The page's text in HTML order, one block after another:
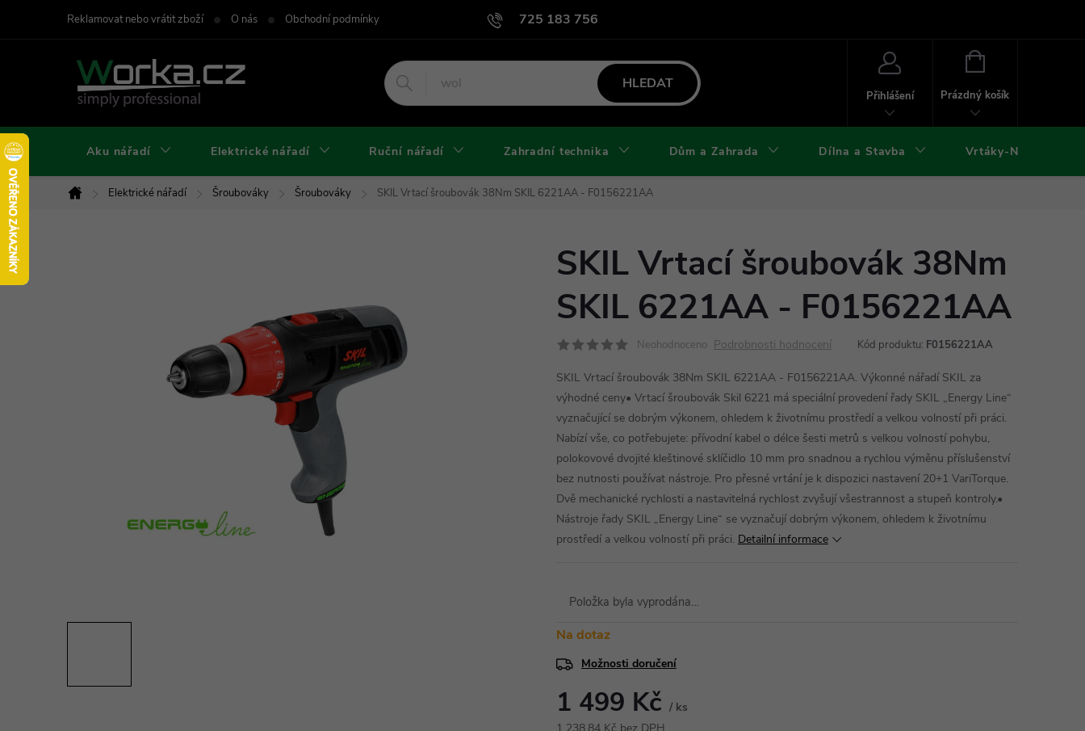
725 183 756
Reklamovat nebo vrátit zboží O nás Obchodní podmínky Podmínky užití webu Podmínky ochrany osobních údajů a cookies
HLEDAT
Přihlášení
NÁKUPNÍ
Prázdný košík
Aku nářadí Elektrické nářadí Ruční nářadí Zahradní technika Dům a Zahrada Dílna a Stavba Vrtáky-Nástroje
Domů
Elektrické nářadí Šroubováky Šroubováky SKIL Vrtací šroubovák 38Nm SKIL 6221AA - F0156221AA
SKIL Vrtací šroubovák 38Nm
SKIL 6221AA - F0156221AA
Neohodnoceno Podrobnosti hodnocení Kód produktu: F0156221AA
SKIL Vrtací šroubovák 38Nm SKIL 6221AA - F0156221AA. Výkonné nářadí SKIL za
výhodné ceny• Vrtací šroubovák Skil 6221 má speciální provedení řady SKIL „Energy Line“
vyznačující se dobrým výkonem, ohledem k životnímu prostředí a velkou volností při práci.
Nabízí vše, co potřebujete: přívodní kabel o délce šesti metrů s velkou volností pohybu,
polokovové dvojité kleštinové sklíčidlo 10 mm pro snadnou a rychlou výměnu příslušenství
bez nutnosti používat nástroje. Pro přesné vrtání je k dispozici nastavení 20+1 VariTorque.
Dvě mechanické rychlosti a nastavitelná rychlost zvyšují všestrannost a stupeň kontroly.•
Nástroje řady SKIL „Energy Line“ se vyznačují dobrým výkonem, ohledem k životnímu
prostředí a velkou volností při práci. Detailní informace
Položka byla vyprodána…
Na dotaz
Možnosti doručení
1 499 Kč / ks